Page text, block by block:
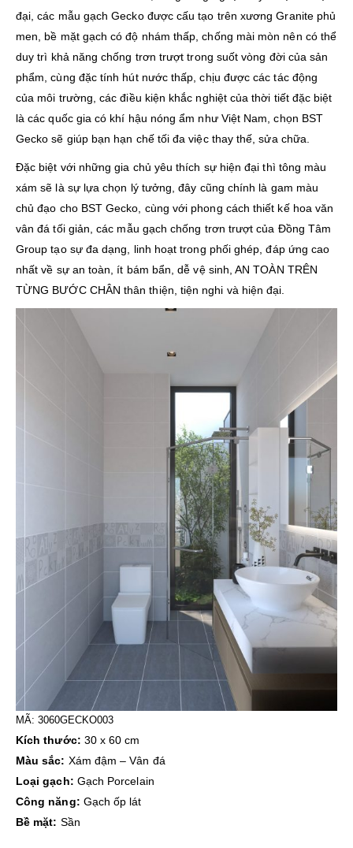
đại, các mẫu gạch Gecko được cấu tạo trên xương Granite phủ
men, bề mặt gạch có độ nhám thấp, chống mài mòn nên có thể
duy trì khả năng chống trơn trượt trong suốt vòng đời của sản
phẩm, cùng đặc tính hút nước thấp, chịu được các tác động
của môi trường, các điều kiện khắc nghiệt của thời tiết đặc biệt
là các quốc gia có khí hậu nóng ẩm như Việt Nam, chọn BST
Gecko sẽ giúp bạn hạn chế tối đa việc thay thế, sửa chữa.
Đặc biệt với những gia chủ yêu thích sự hiện đại thì tông màu
xám sẽ là sự lựa chọn lý tưởng, đây cũng chính là gam màu
chủ đạo cho BST Gecko, cùng với phong cách thiết kế hoa văn
vân đá tối giản, các mẫu gạch chống trơn trượt của Đồng Tâm
Group tạo sự đa dạng, linh hoạt trong phối ghép, đáp ứng cao
nhất về sự an toàn, ít bám bẩn, dễ vệ sinh, AN TOÀN TRÊN
TỪNG BƯỚC CHÂN thân thiện, tiện nghi và hiện đại.
MÃ: 3060GECKO003
Kích thước: 30 x 60 cm
Màu sắc: Xám đậm – Vân đá
Loại gạch: Gạch Porcelain
Công năng: Gạch ốp lát
Bề mặt: Sần